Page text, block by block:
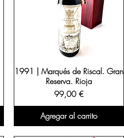
1991 | Marqués de Riscal. Gran
Reserva. Rioja
Precio
99,00 €
Agregar al carrito